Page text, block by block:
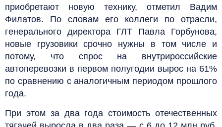
приобретают новую технику, отметил Вадим
Филатов. По словам его коллеги по отрасли,
генерального директора ГЛТ Павла Горбунова,
новые грузовики срочно нужны в том числе и
потому, что спрос на внутрироссийские
автоперевозки в первом полугодии вырос на 61%
по сравнению с аналогичным периодом прошлого
года.
При этом за два года стоимость отечественных